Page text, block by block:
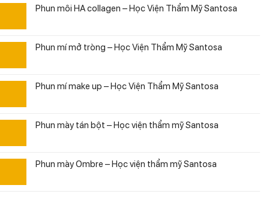
Phun môi HA collagen – Học Viện Thẩm Mỹ Santosa
Phun mí mở tròng – Học Viện Thẩm Mỹ Santosa
Phun mí make up – Học Viện Thẩm Mỹ Santosa
Phun mày tán bột – Học viện thẩm mỹ Santosa
Phun mày Ombre – Học viện thẩm mỹ Santosa